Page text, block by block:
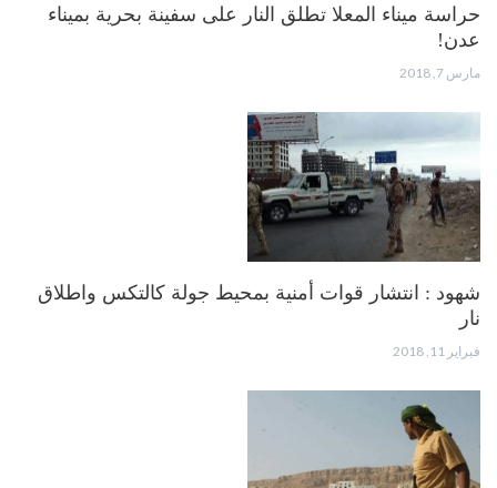
حراسة ميناء المعلا تطلق النار على سفينة بحرية بميناء
عدن!
مارس 7, 2018
شهود : انتشار قوات أمنية بمحيط جولة كالتكس واطلاق
نار
فبراير 11, 2018